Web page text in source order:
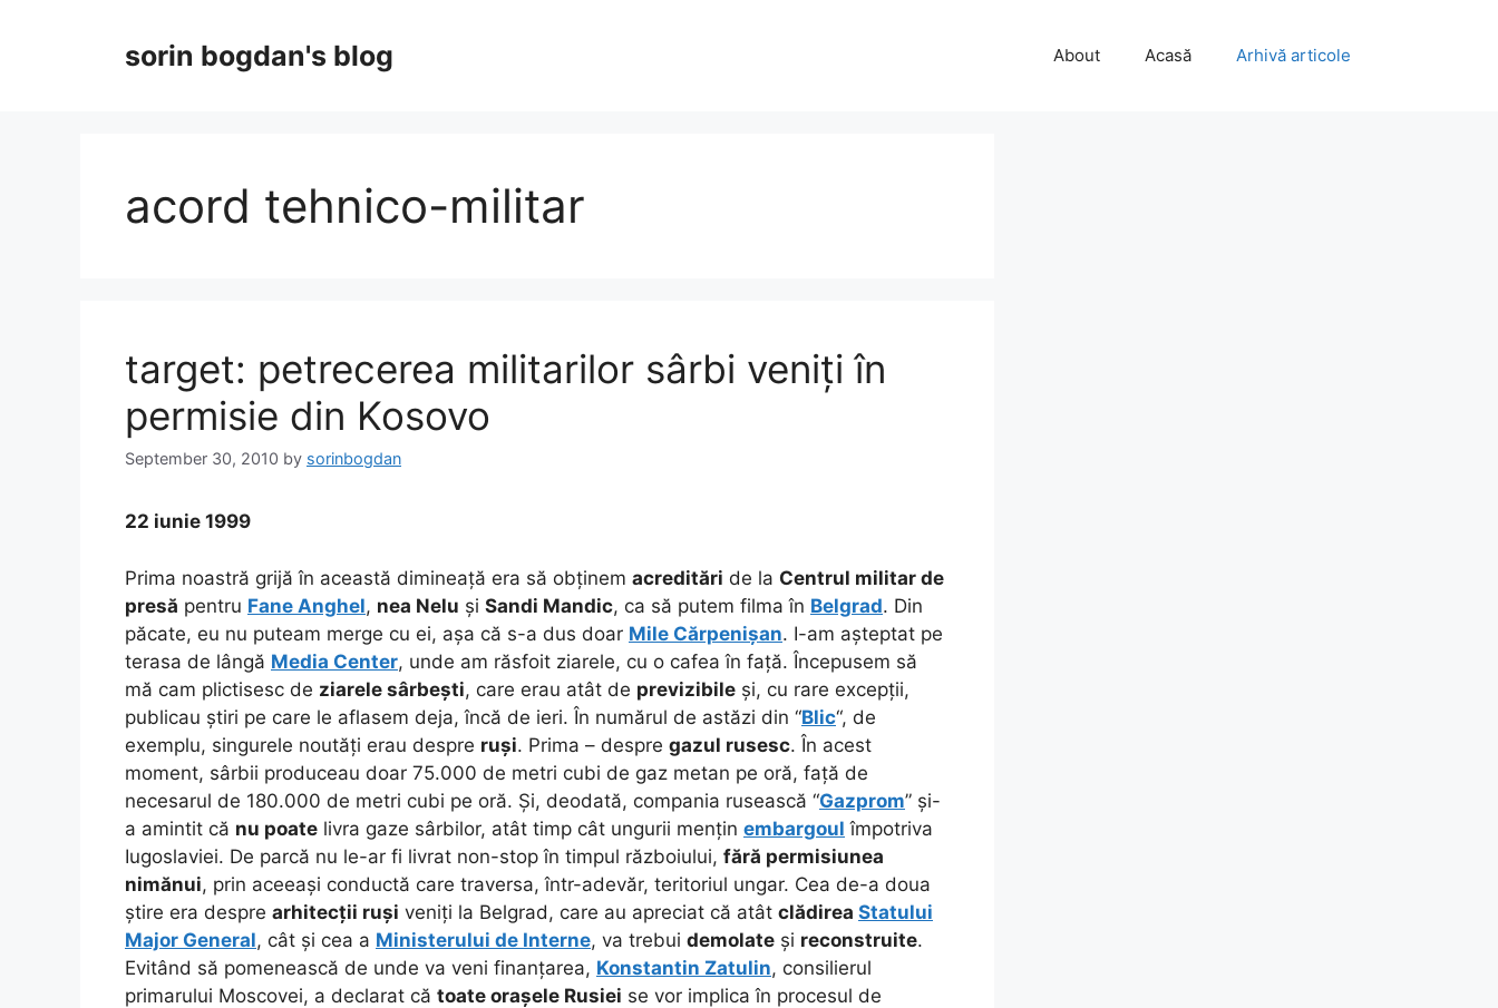
sorin bogdan's blog About Acasă Arhivă articole
acord tehnico-militar
target: petrecerea militarilor sârbi veniți în
permisie din Kosovo
September 30, 2010 by sorinbogdan
22 iunie 1999
Prima noastră grijă în această dimineață era să obținem acreditări de la Centrul militar de
presă pentru Fane Anghel, nea Nelu și Sandi Mandic, ca să putem filma în Belgrad. Din
păcate, eu nu puteam merge cu ei, așa că s-a dus doar Mile Cărpenișan. I-am așteptat pe
terasa de lângă Media Center, unde am răsfoit ziarele, cu o cafea în față. Începusem să
mă cam plictisesc de ziarele sârbești, care erau atât de previzibile și, cu rare excepții,
publicau știri pe care le aflasem deja, încă de ieri. În numărul de astăzi din “Blic“, de
exemplu, singurele noutăți erau despre ruși. Prima – despre gazul rusesc. În acest
moment, sârbii produceau doar 75.000 de metri cubi de gaz metan pe oră, față de
necesarul de 180.000 de metri cubi pe oră. Și, deodată, compania rusească “Gazprom” și-
a amintit că nu poate livra gaze sârbilor, atât timp cât ungurii mențin embargoul împotriva
Iugoslaviei. De parcă nu le-ar fi livrat non-stop în timpul războiului, fără permisiunea
nimănui, prin aceeași conductă care traversa, într-adevăr, teritoriul ungar. Cea de-a doua
știre era despre arhitecții ruși veniți la Belgrad, care au apreciat că atât clădirea Statului
Major General, cât și cea a Ministerului de Interne, va trebui demolate și reconstruite.
Evitând să pomenească de unde va veni finanțarea, Konstantin Zatulin, consilierul
primarului Moscovei, a declarat că toate orașele Rusiei se vor implica în procesul de